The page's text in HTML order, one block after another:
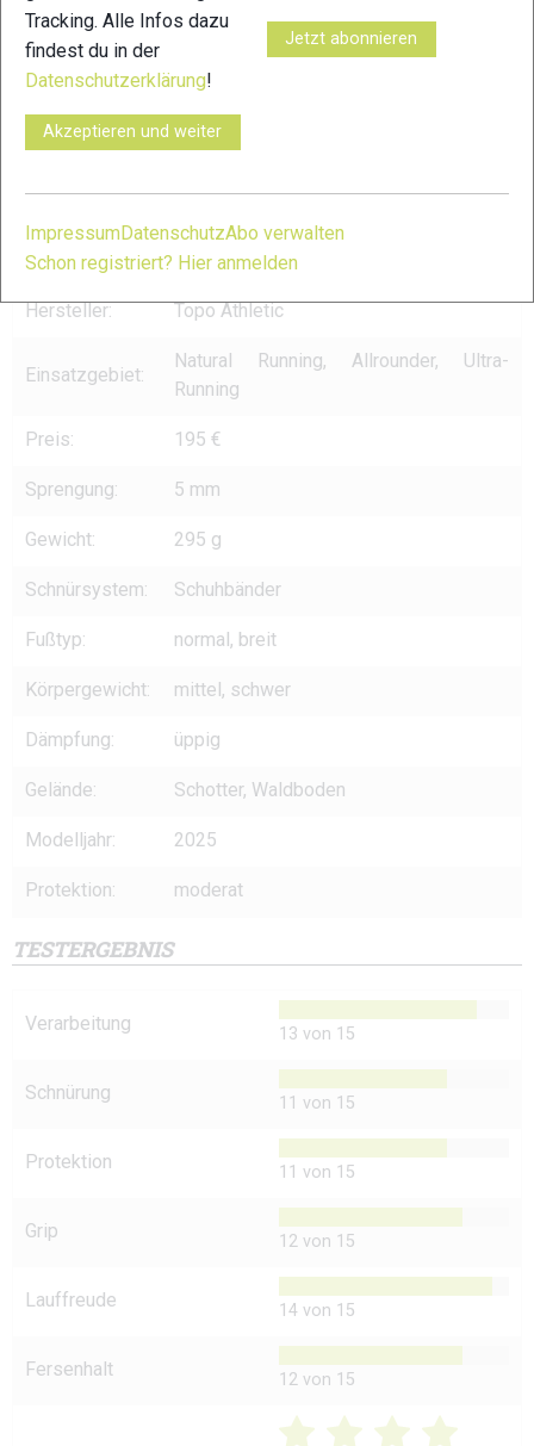
TECHNISCHE DATEN
Hersteller: Topo Athletic
Einsatzgebiet:
Natural Running, Allrounder, Ultra-
Running
Preis: 195 €
Sprengung: 5 mm
Gewicht: 295 g
Schnürsystem: Schuhbänder
Fußtyp: normal, breit
Körpergewicht: mittel, schwer
Dämpfung: üppig
Gelände: Schotter, Waldboden
Modelljahr: 2025
Protektion: moderat
TESTERGEBNIS
Verarbeitung 13 von 15
Schnürung 11 von 15
Protektion 11 von 15
Grip 12 von 15
Lauffreude 14 von 15
Fersenhalt 12 von 15
Tracking. Alle Infos dazu
findest du in der
Datenschutzerklärung!
Akzeptieren und weiter
Jetzt abonnieren
Impressum DatenschutzAbo verwalten
Schon registriert? Hier anmelden